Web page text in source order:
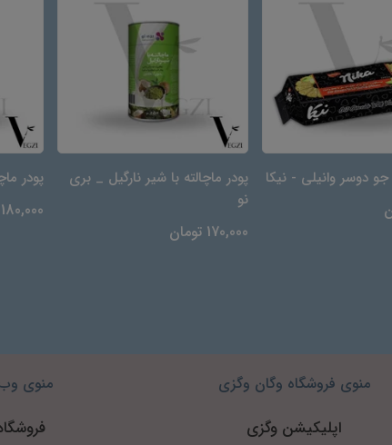
دوسر وانیلی - نیکا
پودر ماچالته با شیر نارگیل _ بری
نو
170,000 تومان
پودر
180,000 تومان
منوی فروشگاه وگان وگزی
اپلیکیشن وگزی
منوی